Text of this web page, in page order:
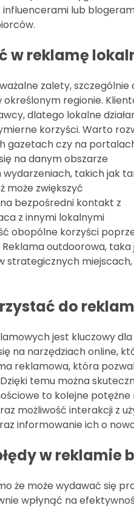
influencerami lub
w reklamę
zalety, szczególnie
regionie.
dlatego lokalne
korzyści. Warto
gazetach czy na
na danym obszarze
wydarzeniach, takich jak
może zwiększyć
bezpośredni kontakt z
z innymi lokalnymi
obopólne korzyści
outdoorowa, taka
strategicznych
do
jest kluczowy
na narzędziach online,
reklamowa, która
temu można
to kolejne
możliwość interakcji z
informowanie ich o
w
że może wydawać się
wpłynąć na